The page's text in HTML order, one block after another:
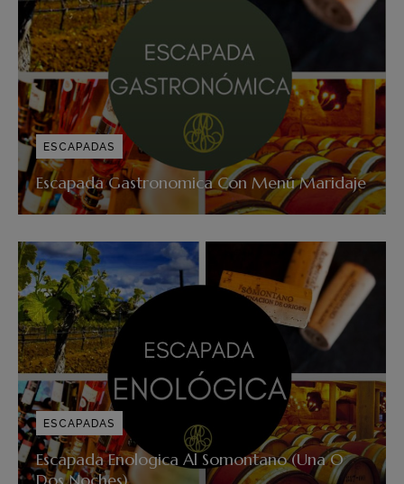
ESCAPADAS
Escapada Gastronomica Con Menú Maridaje
ESCAPADAS
Escapada Enologica Al Somontano (Una O
Dos Noches)